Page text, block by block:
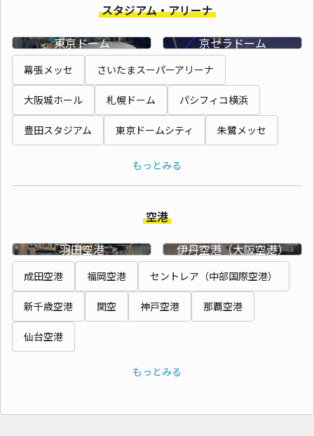
スタジアム・アリーナ
東京ドーム
京セラドーム
幕張メッセ さいたまスーパーアリーナ
大阪城ホール 札幌ドーム パシフィコ横浜
豊田スタジアム 東京ドームシティ 朱鷺メッセ
もっとみる
空港
羽田空港
伊丹空港（大阪空港）
成田空港 福岡空港 セントレア（中部国際空港）
新千歳空港 関空 神戸空港 那覇空港
仙台空港
もっとみる